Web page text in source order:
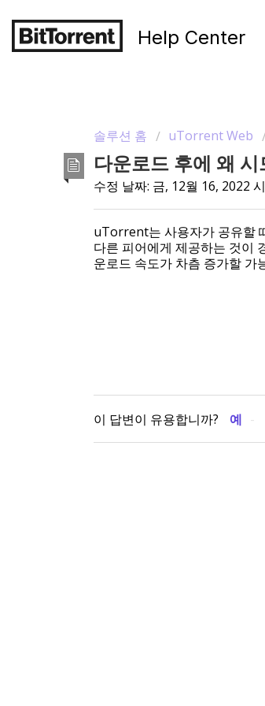
Help Center
솔루션 홈 uTorrent Web
다운로드 후에 왜
수정 날짜: 금, 12월 16, 2022
uTorrent는 사용자가 공유할
다른 피어에게 제공하는 것이
운로드 속도가 차츰 증가할 가
이 답변이 유용합니까? 예